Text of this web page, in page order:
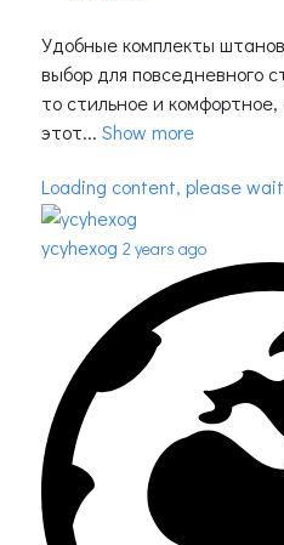
Удобные комплекты
выбор для повседневного
то стильное и
этот... Show more
Loading content, please
ycyhexog 2 years ago